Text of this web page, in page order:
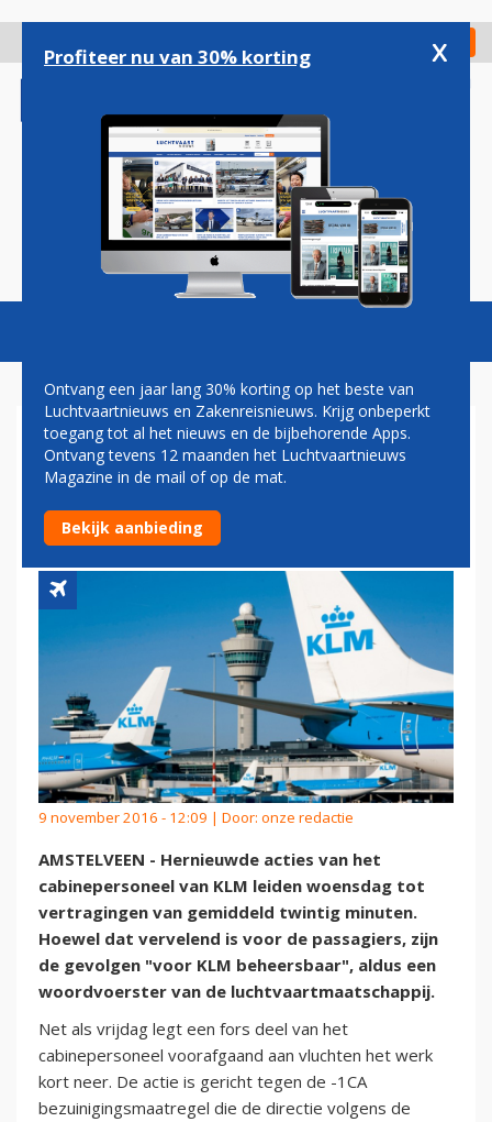
gaan
Check in
Magazine Podcasts Vacatures
KLM: ACTIES
CABINEPERSONEEL
BEHEERSBAAR
9 november 2016 - 12:09 | Door: onze redactie
AMSTELVEEN - Hernieuwde acties van het
cabinepersoneel van KLM leiden woensdag tot
vertragingen van gemiddeld twintig minuten.
Hoewel dat vervelend is voor de passagiers, zijn
de gevolgen "voor KLM beheersbaar", aldus een
woordvoerster van de luchtvaartmaatschappij.
Net als vrijdag legt een fors deel van het
cabinepersoneel voorafgaand aan vluchten het werk
kort neer. De actie is gericht tegen de -1CA
bezuinigingsmaatregel die de directie volgens de
Profiteer nu van 30% korting x
Ontvang een jaar lang 30% korting op het beste van
Luchtvaartnieuws en Zakenreisnieuws. Krijg onbeperkt
toegang tot al het nieuws en de bijbehorende Apps.
Ontvang tevens 12 maanden het Luchtvaartnieuws
Magazine in de mail of op de mat.
Bekijk aanbieding